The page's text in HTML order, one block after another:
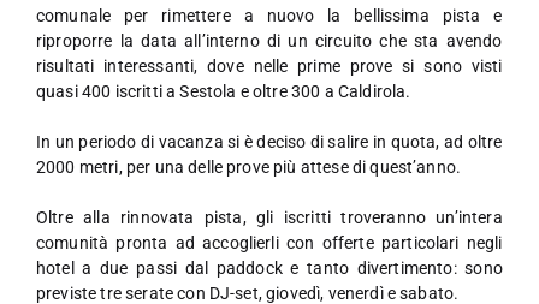
comunale per rimettere a nuovo la bellissima pista e
riproporre la data all’interno di un circuito che sta avendo
risultati interessanti, dove nelle prime prove si sono visti
quasi 400 iscritti a Sestola e oltre 300 a Caldirola.
In un periodo di vacanza si è deciso di salire in quota, ad oltre
2000 metri, per una delle prove più attese di quest’anno.
Oltre alla rinnovata pista, gli iscritti troveranno un’intera
comunità pronta ad accoglierli con offerte particolari negli
hotel a due passi dal paddock e tanto divertimento: sono
previste tre serate con DJ-set, giovedì, venerdì e sabato.